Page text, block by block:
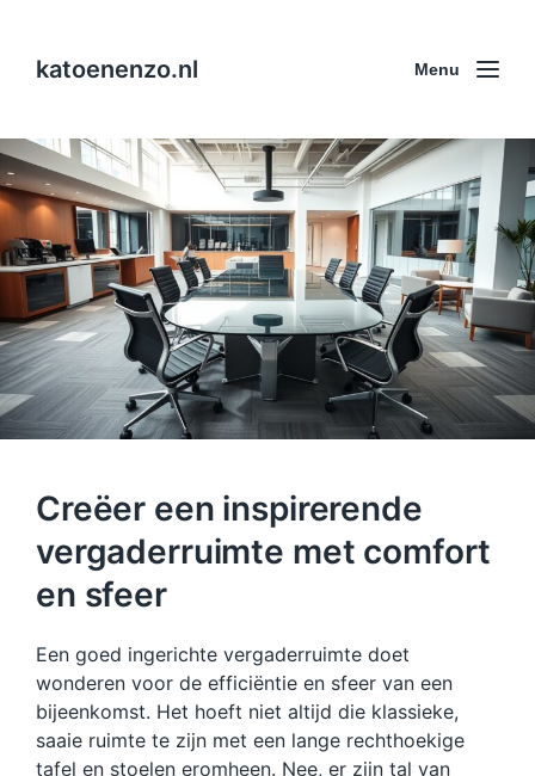
katoenenzo.nl Menu
Creëer een inspirerende
vergaderruimte met comfort
en sfeer
Een goed ingerichte vergaderruimte doet
wonderen voor de efficiëntie en sfeer van een
bijeenkomst. Het hoeft niet altijd die klassieke,
saaie ruimte te zijn met een lange rechthoekige
tafel en stoelen eromheen. Nee, er zijn tal van